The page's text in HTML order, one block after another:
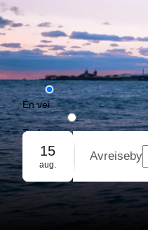
Én vei
Tur/retur
Gruppebooking
15
aug.
Avreiseby